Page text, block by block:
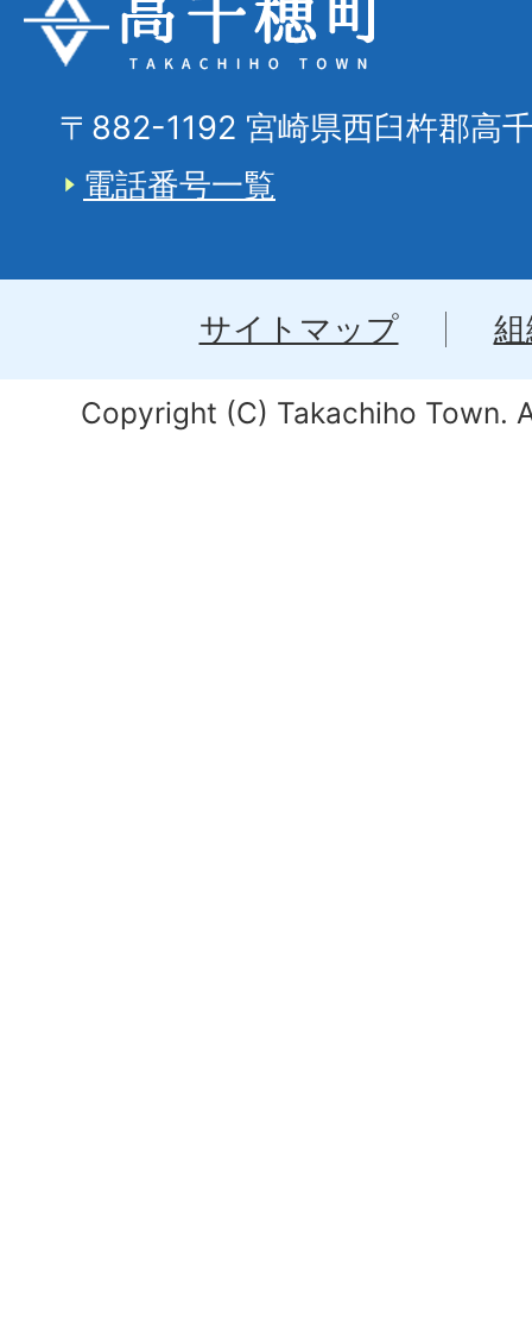
〒882-1192 宮崎県西臼杵郡高
電話番号一覧
サイトマップ
Copyright (C) Takachiho Town.